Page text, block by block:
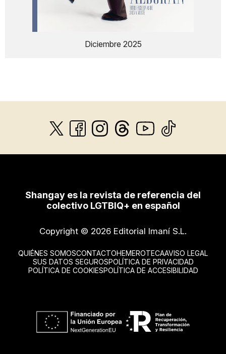
Diciembre 2025
Shangay es la revista de referencia del
colectivo LGTBIQ+ en español
Copyright © 2026 Editorial Imaní S.L.
QUIÉNES SOMOSCONTACTOHEMEROTECAAVISO LEGAL
SUS DATOS SEGUROSPOLÍTICA DE PRIVACIDAD
POLÍTICA DE COOKIESPOLÍTICA DE ACCESIBILIDAD